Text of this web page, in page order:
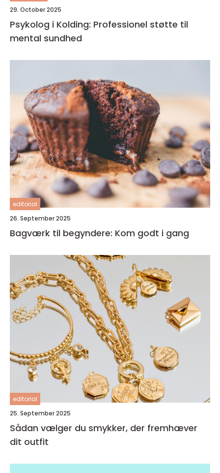
29. October 2025
Psykolog i Kolding: Professionel støtte til
mental sundhed
editorial
26. September 2025
Bagværk til begyndere: Kom godt i gang
editorial
25. September 2025
Sådan vælger du smykker, der fremhæver
dit outfit